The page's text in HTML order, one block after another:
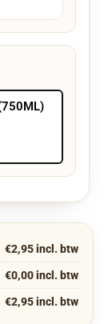
€2,95 incl. btw
€0,00 incl. btw
€2,95 incl. btw